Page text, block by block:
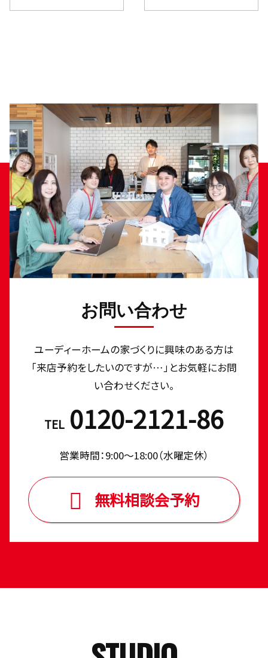
お問い合わせ
ユーディーホームの家づくりに興味のある⽅は
「来店予約をしたいのですが…」とお気軽にお問
い合わせください。
TEL 0120-2121-86
営業時間：9:00〜18:00（⽔曜定休）
無料相談会予約